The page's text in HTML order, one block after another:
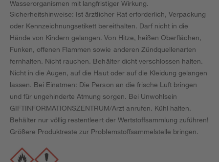
Wasserorganismen mit langfristiger Wirkung.
Sicherheitshinweise: Ist ärztlicher Rat erforderlich, Verpackung
oder Kennzeichnungsetikett bereithalten. Darf nicht in die
Hände von Kindern gelangen. Von Hitze, heißen Oberflächen,
Funken, offenen Flammen sowie anderen Zündquellenarten
fernhalten. Nicht rauchen. Behälter dicht verschlossen halten.
Nicht in die Augen, auf die Haut oder auf die Kleidung gelangen
lassen. Bei Einatmen: Die Person an die frische Luft bringen
und für ungehinderte Atmung sorgen. Bei Unwohlsein
GIFTINFORMATIONSZENTRUM/Arzt anrufen. Kühl halten.
Behälter nur völlig restentleert der Wertstoffsammlung zuführen!
Größere Produktreste zur Problemstoffsammelstelle bringen.